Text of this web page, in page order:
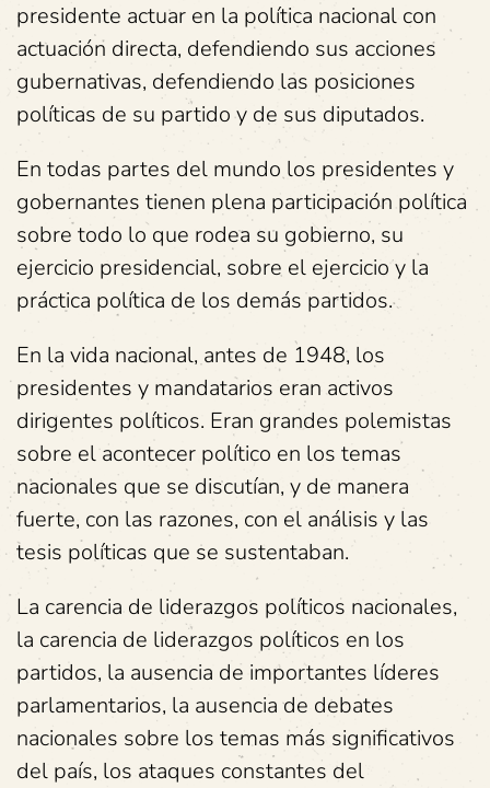
presidente actuar en la política nacional con
actuación directa, defendiendo sus acciones
gubernativas, defendiendo las posiciones
políticas de su partido y de sus diputados.
En todas partes del mundo los presidentes y
gobernantes tienen plena participación política
sobre todo lo que rodea su gobierno, su
ejercicio presidencial, sobre el ejercicio y la
práctica política de los demás partidos.
En la vida nacional, antes de 1948, los
presidentes y mandatarios eran activos
dirigentes políticos. Eran grandes polemistas
sobre el acontecer político en los temas
nacionales que se discutían, y de manera
fuerte, con las razones, con el análisis y las
tesis políticas que se sustentaban.
La carencia de liderazgos políticos nacionales,
la carencia de liderazgos políticos en los
partidos, la ausencia de importantes líderes
parlamentarios, la ausencia de debates
nacionales sobre los temas más significativos
del país, los ataques constantes del